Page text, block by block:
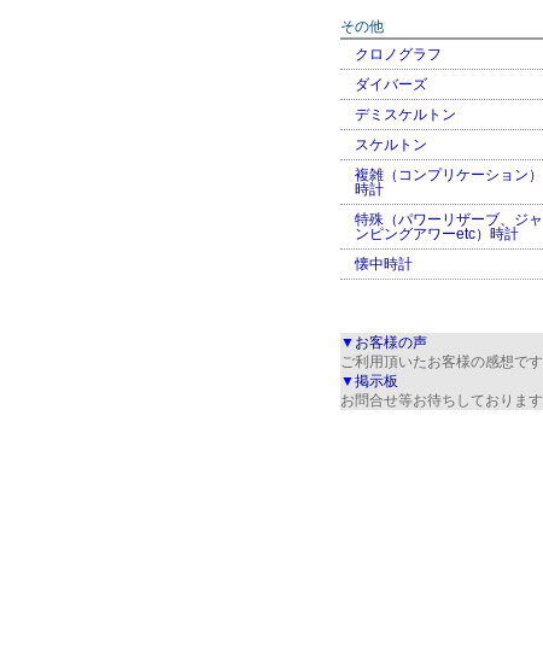
その他
クロノグラフ
ダイバーズ
デミスケルトン
スケルトン
複雑（コンプリケーション）
時計
特殊（パワーリザーブ、ジャ
ンピングアワーetc）時計
懐中時計
▼ お客様の声
ご利用頂いたお客様の感想です
▼掲示板
お問合せ等お待ちしております